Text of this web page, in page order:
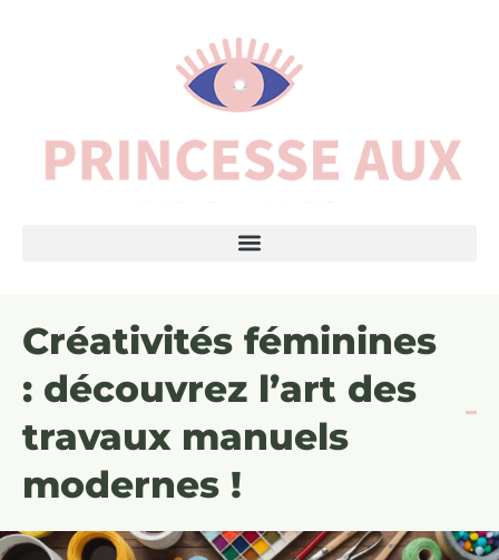
Créativités féminines
: découvrez l’art des
travaux manuels
modernes !